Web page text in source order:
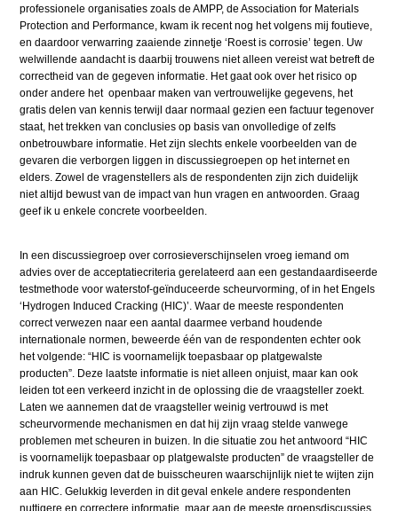
professionele organisaties zoals de AMPP, de Association for Materials
Protection and Performance, kwam ik recent nog het volgens mij foutieve,
en daardoor verwarring zaaiende zinnetje ‘Roest is corrosie’ tegen. Uw
welwillende aandacht is daarbij trouwens niet alleen vereist wat betreft de
correctheid van de gegeven informatie. Het gaat ook over het risico op
onder andere het openbaar maken van vertrouwelijke gegevens, het
gratis delen van kennis terwijl daar normaal gezien een factuur tegenover
staat, het trekken van conclusies op basis van onvolledige of zelfs
onbetrouwbare informatie. Het zijn slechts enkele voorbeelden van de
gevaren die verborgen liggen in discussiegroepen op het internet en
elders. Zowel de vragenstellers als de respondenten zijn zich duidelijk
niet altijd bewust van de impact van hun vragen en antwoorden. Graag
geef ik u enkele concrete voorbeelden.
In een discussiegroep over corrosieverschijnselen vroeg iemand om
advies over de acceptatiecriteria gerelateerd aan een gestandaardiseerde
testmethode voor waterstof-geïnduceerde scheurvorming, of in het Engels
‘Hydrogen Induced Cracking (HIC)’. Waar de meeste respondenten
correct verwezen naar een aantal daarmee verband houdende
internationale normen, beweerde één van de respondenten echter ook
het volgende: “HIC is voornamelijk toepasbaar op platgewalste
producten”. Deze laatste informatie is niet alleen onjuist, maar kan ook
leiden tot een verkeerd inzicht in de oplossing die de vraagsteller zoekt.
Laten we aannemen dat de vraagsteller weinig vertrouwd is met
scheurvormende mechanismen en dat hij zijn vraag stelde vanwege
problemen met scheuren in buizen. In die situatie zou het antwoord “HIC
is voornamelijk toepasbaar op platgewalste producten” de vraagsteller de
indruk kunnen geven dat de buisscheuren waarschijnlijk niet te wijten zijn
aan HIC. Gelukkig leverden in dit geval enkele andere respondenten
nuttigere en correctere informatie, maar aan de meeste groepsdiscussies